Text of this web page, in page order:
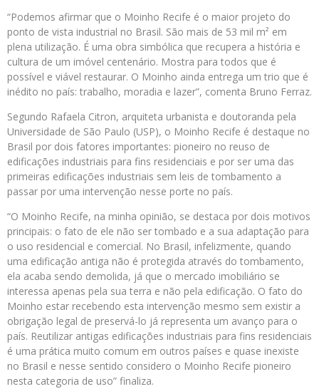
“Podemos afirmar que o Moinho Recife é o maior projeto do
ponto de vista industrial no Brasil. São mais de 53 mil m² em
plena utilização. É uma obra simbólica que recupera a história e
cultura de um imóvel centenário. Mostra para todos que é
possível e viável restaurar. O Moinho ainda entrega um trio que é
inédito no país: trabalho, moradia e lazer”, comenta Bruno Ferraz.
Segundo Rafaela Citron, arquiteta urbanista e doutoranda pela
Universidade de São Paulo (USP), o Moinho Recife é destaque no
Brasil por dois fatores importantes: pioneiro no reuso de
edificações industriais para fins residenciais e por ser uma das
primeiras edificações industriais sem leis de tombamento a
passar por uma intervenção nesse porte no país.
“O Moinho Recife, na minha opinião, se destaca por dois motivos
principais: o fato de ele não ser tombado e a sua adaptação para
o uso residencial e comercial. No Brasil, infelizmente, quando
uma edificação antiga não é protegida através do tombamento,
ela acaba sendo demolida, já que o mercado imobiliário se
interessa apenas pela sua terra e não pela edificação. O fato do
Moinho estar recebendo esta intervenção mesmo sem existir a
obrigação legal de preservá-lo já representa um avanço para o
país. Reutilizar antigas edificações industriais para fins residenciais
é uma prática muito comum em outros países e quase inexiste
no Brasil e nesse sentido considero o Moinho Recife pioneiro
nesta categoria de uso” finaliza.